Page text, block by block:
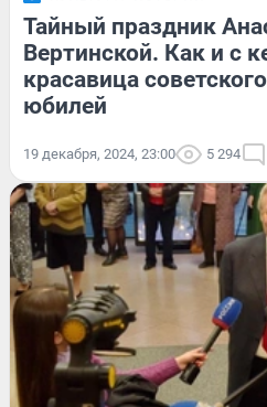
Тайный праздник
Вертинской. Как и с
красавица
юбилей
19 декабря, 2024, 23:00 5 294